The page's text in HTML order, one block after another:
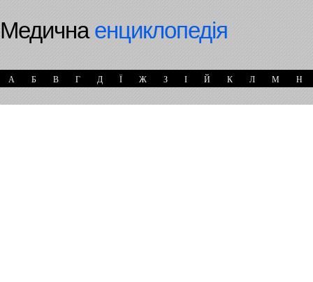
Медичнаенциклопедія
А Б В Г Д Ї Ж З І Й К Л М Н